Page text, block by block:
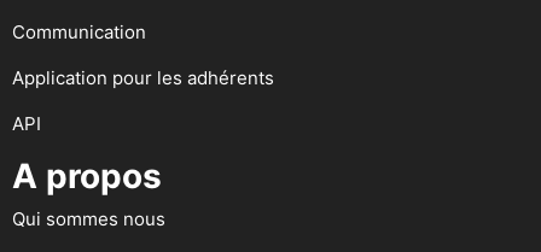
Communication
Application pour les adhérents
API
A propos
Qui sommes nous